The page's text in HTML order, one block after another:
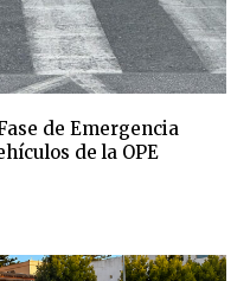
de Emergencia
de la OPE